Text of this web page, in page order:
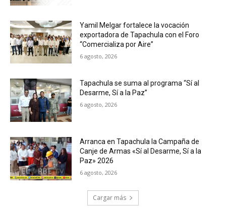
Yamil Melgar fortalece la vocación
exportadora de Tapachula con el Foro
“Comercializa por Aire”
6 agosto, 2026
Tapachula se suma al programa “Sí al
Desarme, Sí a la Paz”
6 agosto, 2026
Arranca en Tapachula la Campaña de
Canje de Armas «Sí al Desarme, Sí a la
Paz» 2026
6 agosto, 2026
Cargar más